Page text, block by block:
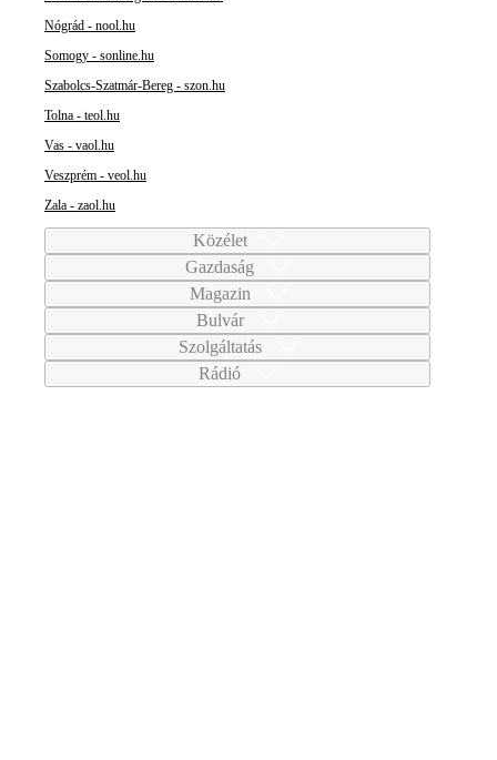
Nógrád - nool.hu
Somogy - sonline.hu
Szabolcs-Szatmár-Bereg - szon.hu
Tolna - teol.hu
Vas - vaol.hu
Veszprém - veol.hu
Zala - zaol.hu
Közélet
Gazdaság
Magazin
Bulvár
Szolgáltatás
Rádió